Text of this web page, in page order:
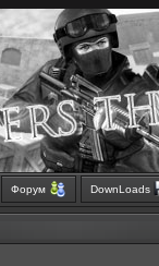
Форум DownLoads